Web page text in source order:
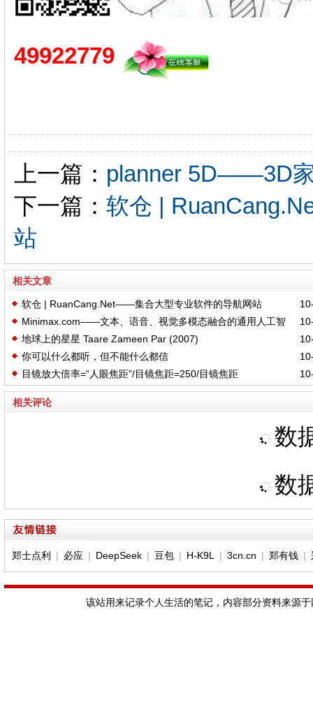
49922779
上一篇： planner 5D——3D
下一篇： 软仓 |
站
相关文章
软仓 | RuanCang.Net——集合大型专业软件的导航网站
Minimax.com——文本、语音、视觉多模态融合的通用人工智
能技术
地球上的星星 Taare Zameen Par (2007)
你可以什么都听，但不能什么都信
目镜放大倍率=“人眼焦距”/目镜焦距=250/目镜焦距
相关评论
数
数
郑士点利 | 必应 | DeepSeek| 豆包| H-K9L | 3cn.cn | 郑有钱|
该站用来记录个人生活的笔记，内容部分资料来源